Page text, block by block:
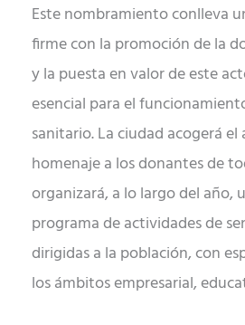
Este nombramiento conlleva
firme con la promoción de la
y la puesta en valor de este
esencial para el
sanitario. La ciudad acogerá
homenaje a los donantes de
organizará, a lo largo del año,
programa de actividades de
dirigidas a la población, con
los ámbitos empresarial,